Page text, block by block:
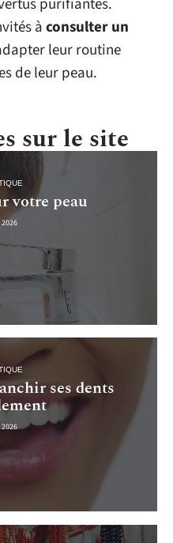
purifiantes.
àconsulter un
leur routine
de leur peau.
sur le site
votre peau
2026
ses dents
2026